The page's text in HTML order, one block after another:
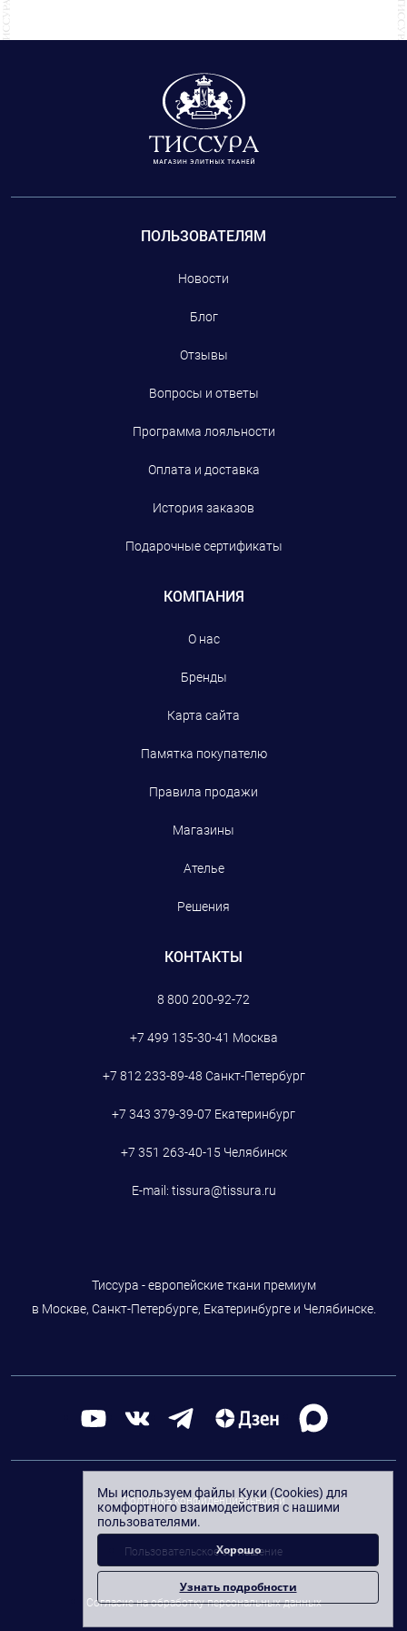
ПОЛЬЗОВАТЕЛЯМ
Новости
Блог
Отзывы
Вопросы и ответы
Программа лояльности
Оплата и доставка
История заказов
Подарочные сертификаты
КОМПАНИЯ
О нас
Бренды
Карта сайта
Памятка покупателю
Правила продажи
Магазины
Ателье
Решения
КОНТАКТЫ
8 800 200-92-72
+7 499 135-30-41 Москва
+7 812 233-89-48 Санкт-Петербург
+7 343 379-39-07 Екатеринбург
+7 351 263-40-15 Челябинск
E-mail: tissura@tissura.ru
Тиссура - европейские ткани премиум
в Москве, Санкт-Петербурге, Екатеринбурге и Челябинске.
Политика конфиденциальности
Пользовательское соглашение
Согласие на обработку персональных данных
Мы используем файлы Куки (Cookies) для
комфортного взаимодействия с нашими
пользователями.
Хорошо
Узнать подробности